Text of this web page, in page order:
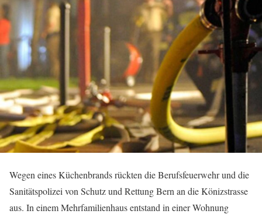
Wegen eines Küchenbrands rückten die Berufsfeuerwehr und die
Sanitätspolizei von Schutz und Rettung Bern an die Könizstrasse
aus. In einem Mehrfamilienhaus entstand in einer Wohnung